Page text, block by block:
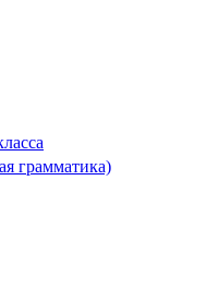
грамматика)